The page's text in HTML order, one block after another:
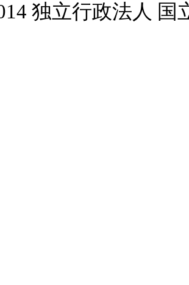
独立行政法人 国